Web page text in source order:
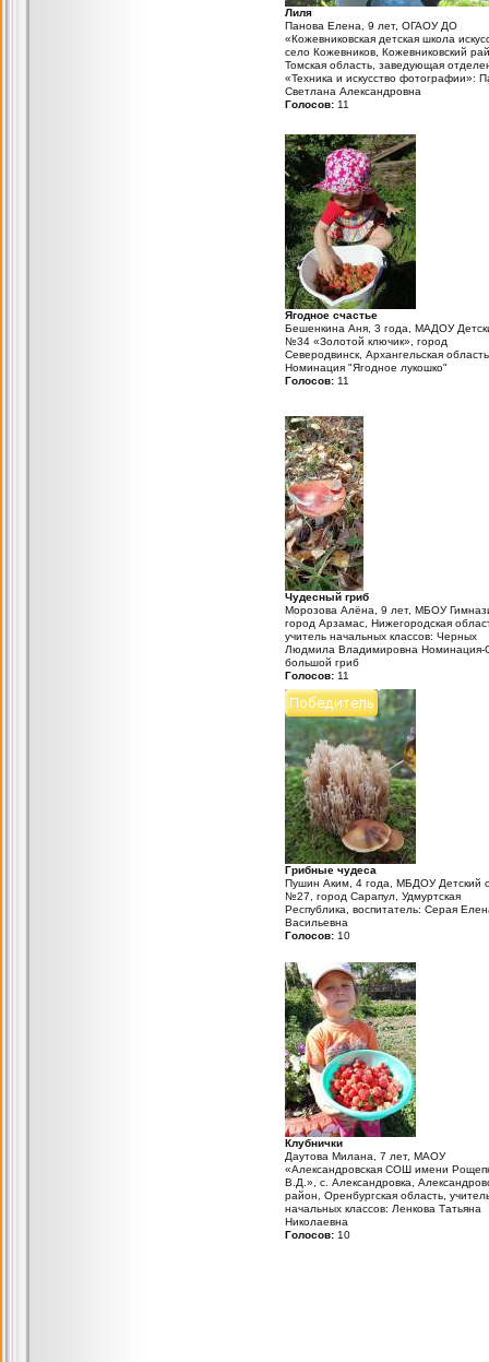
Лиля
Панова Елена, 9 лет, ОГАОУ ДО
«Кожевниковская детская школа
село Кожевников, Кожевниковский
Томская область, заведующая
«Техника и искусство фотографии»:
Светлана Александровна
Голосов: 11
Ягодное счастье
Бешенкина Аня, 3 года, МАДОУ
№34 «Золотой ключик», город
Северодвинск, Архангельская область
Номинация "Ягодное лукошко"
Голосов: 11
Чудесный гриб
Морозова Алёна, 9 лет, МБОУ
город Арзамас, Нижегородская
учитель начальных классов: Черных
Людмила Владимировна Номинация-
большой гриб
Голосов: 11
Грибные чудеса
Пушин Аким, 4 года, МБДОУ Детский
№27, город Сарапул, Удмуртская
Республика, воспитатель: Серая
Васильевна
Голосов: 10
Клубнички
Даутова Милана, 7 лет, МАОУ
«Александровская СОШ имени
В.Д.», с. Александровка,
район, Оренбургская область,
начальных классов: Ленкова Татьяна
Николаевна
Голосов: 10